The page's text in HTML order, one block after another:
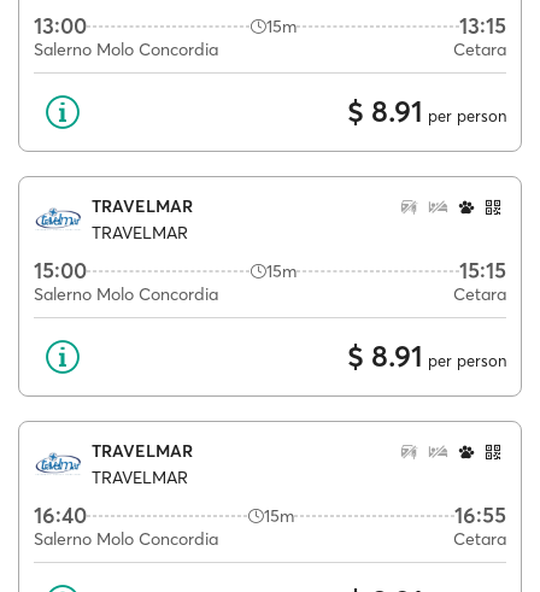
13:00 15m 13:15
Salerno Molo Concordia Cetara
$ 8.91 per person
TRAVELMAR
TRAVELMAR
15:00 15m 15:15
Salerno Molo Concordia Cetara
$ 8.91 per person
TRAVELMAR
TRAVELMAR
16:40 15m 16:55
Salerno Molo Concordia Cetara